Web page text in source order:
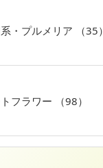
・プルメリア （35）
フラワー （98）